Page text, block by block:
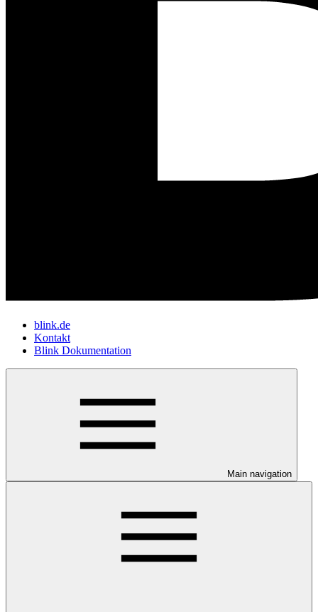
blink.de
Kontakt
Blink Dokumentation
Main navigation